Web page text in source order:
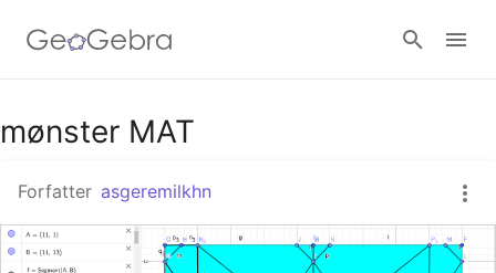
Google Classroom
GeoGebra Classroom
mønster MAT
Forfatter asgeremilkhn